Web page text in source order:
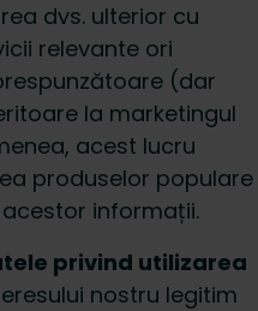
dvs. ulterior cu
relevante ori
(dar
la marketingul
acest lucru
produselor populare
informații.
privind utilizarea
nostru legitim